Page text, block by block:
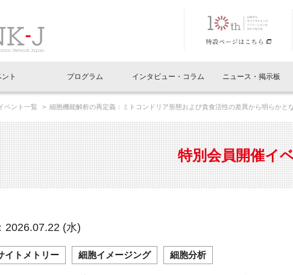
知らせメール登録
閉じる
ト
覧
・共催 特別会員開催
・協力 出展・参加
イベント
LINK-J主
LINK-J協
プログラム
相談室 What's "UNIKORN"？
インタビュー・コラム
ー・コラム一覧
インタビュー ベンチャーインタビュー
サポーターコラム
ニュース・掲示板
覧
プレスリリース
報 海外関連
人と情報
会員プレ
募集
Why in Nihonbashi
サポーター紹介
パンフレット
覧 特別会員について
ーはこちら
会議室 オフィス・ラボ
ベント一覧
細胞機能解析の再定義：ミトコンドリア形態および貪食活性の差異から明らかと
特別会員開催イ
2026.07.22 (水)
イトメトリー 細胞イメージング 細胞分析